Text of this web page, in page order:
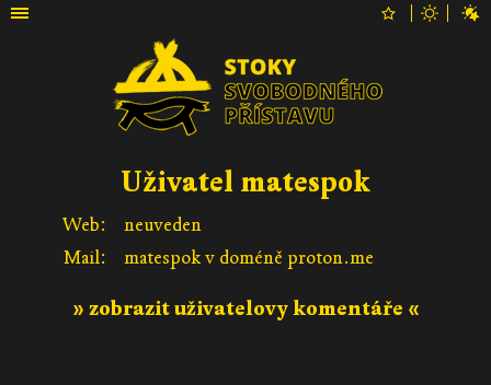
Uživatel matespok
Web:
neuveden
Mail:
matespok v doméně proton.me
» zobrazit uživatelovy komentáře «